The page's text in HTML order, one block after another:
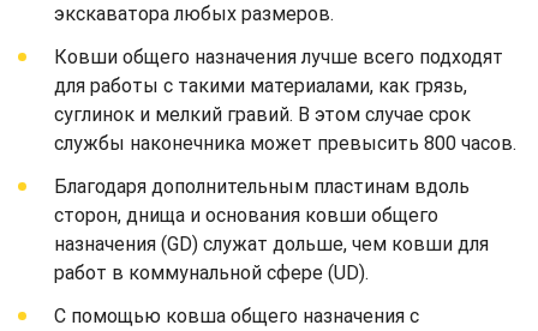
экскаватора любых размеров.
Ковши общего назначения лучше всего подходят
для работы с такими материалами, как грязь,
суглинок и мелкий гравий. В этом случае срок
службы наконечника может превысить 800 часов.
Благодаря дополнительным пластинам вдоль
сторон, днища и основания ковши общего
назначения (GD) служат дольше, чем ковши для
работ в коммунальной сфере (UD).
С помощью ковша общего назначения с